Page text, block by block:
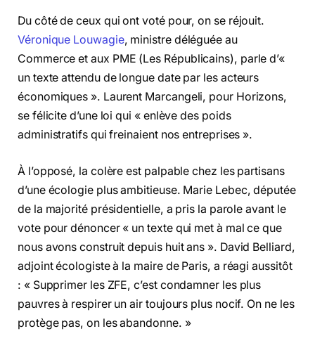
Du côté de ceux qui ont voté pour, on se réjouit.
Véronique Louwagie, ministre déléguée au
Commerce et aux PME (Les Républicains), parle d’«
un texte attendu de longue date par les acteurs
économiques ». Laurent Marcangeli, pour Horizons,
se félicite d’une loi qui « enlève des poids
administratifs qui freinaient nos entreprises ».
À l’opposé, la colère est palpable chez les partisans
d’une écologie plus ambitieuse. Marie Lebec, députée
de la majorité présidentielle, a pris la parole avant le
vote pour dénoncer « un texte qui met à mal ce que
nous avons construit depuis huit ans ». David Belliard,
adjoint écologiste à la maire de Paris, a réagi aussitôt
: « Supprimer les ZFE, c’est condamner les plus
pauvres à respirer un air toujours plus nocif. On ne les
protège pas, on les abandonne. »